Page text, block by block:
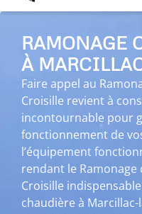
RAMONAGE
À
Faire appel au
Croisille revient à
incontournable pour
fonctionnement de
l’équipement
rendant le Ramonage
Croisille
chaudière à